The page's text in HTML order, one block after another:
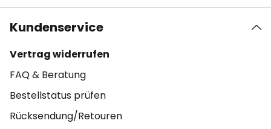
Kundenservice
Vertrag widerrufen
FAQ & Beratung
Bestellstatus prüfen
Rücksendung/Retouren